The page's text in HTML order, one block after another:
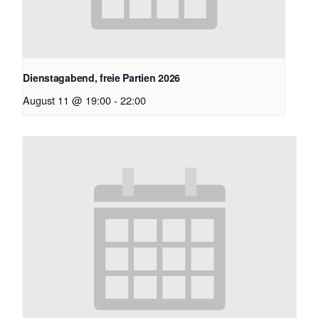
Dienstagabend, freie Partien 2026
August 11 @ 19:00 - 22:00